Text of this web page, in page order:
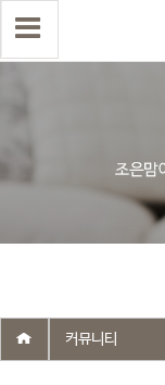
select wr_id,
= 0 and wr_datetime
by wr_datetime desc
커뮤니티